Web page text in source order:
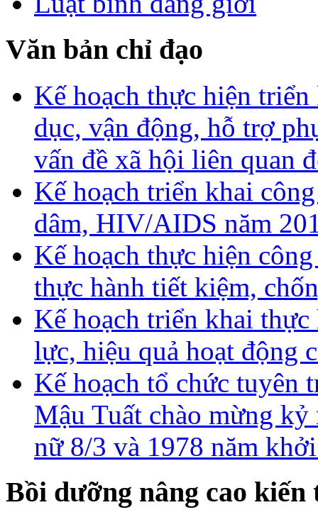
Văn bản chỉ đạo
Kế hoạch thực hiện
dục, vận động, hỗ trợ
vấn đề xã hội liên quan
Kế hoạch triển khai
dâm, HIV/AIDS năm
Kế hoạch thực hiện
thực hành tiết kiệm,
Kế hoạch triển khai thực
lực, hiệu quả hoạt động
Kế hoạch tổ chức tuyên
Mậu Tuất chào mừng
nữ 8/3 và 1978 năm
Bồi dưỡng nâng cao kiến